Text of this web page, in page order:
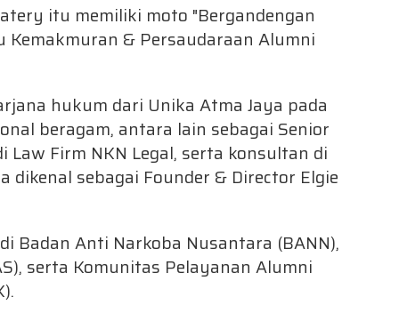
itu memiliki moto "Bergandengan
& Persaudaraan Alumni
hukum dari Unika Atma Jaya pada
beragam, antara lain sebagai Senior
Law Firm NKN Legal, serta konsultan di
sebagai Founder & Director Elgie
Badan Anti Narkoba Nusantara (BANN),
serta Komunitas Pelayanan Alumni